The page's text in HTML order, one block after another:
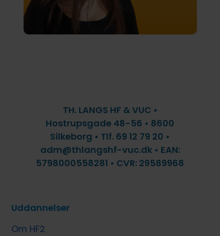
TH. LANGS HF & VUC •
Hostrupsgade 48-56 • 8600
Silkeborg • Tlf. 69 12 79 20 •
adm@thlangshf-vuc.dk • EAN:
5798000558281 • CVR: 29589968
Uddannelser
Om HF2